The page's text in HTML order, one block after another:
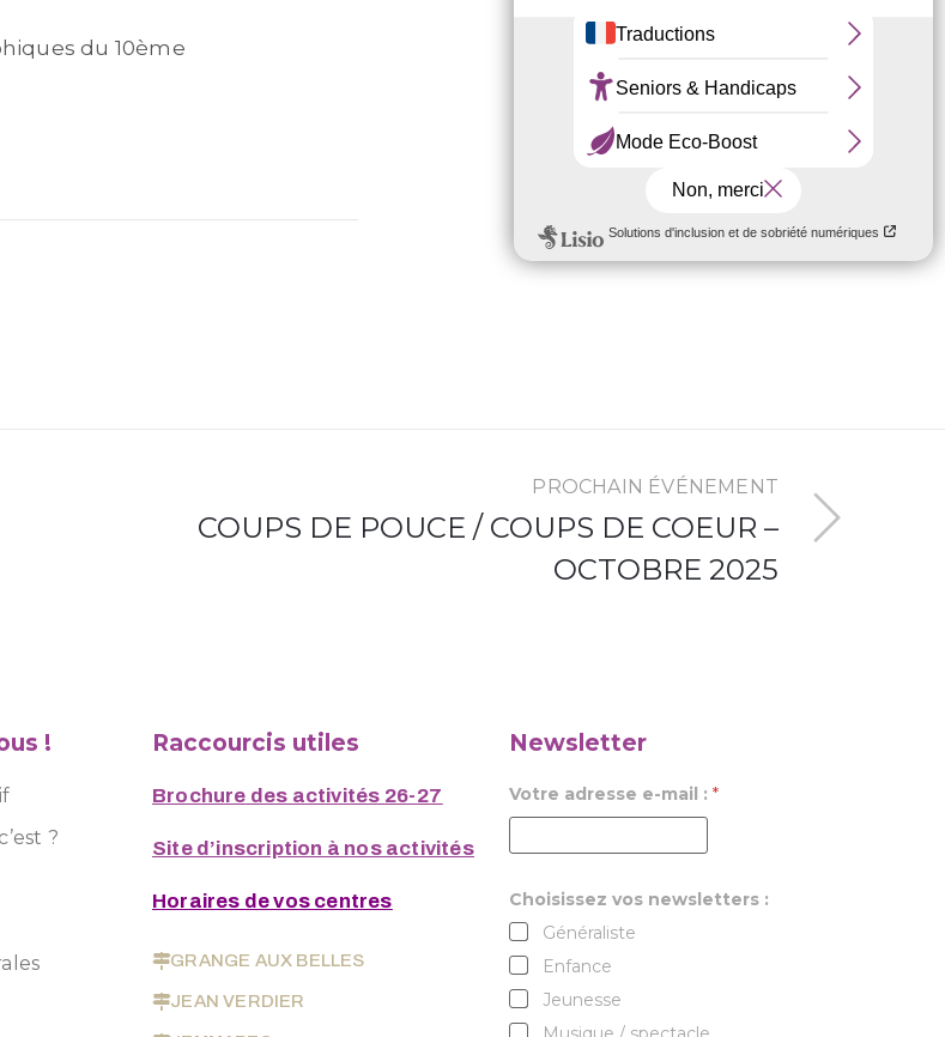
du 10ème
PROCHAIN ÉVÉNEMENT
COUPS DE POUCE / COUPS DE COEUR –
OCTOBRE 2025
!
?
Raccourcis utiles
Brochure des activités 26-27
Site d’inscription à nos activités
Horaires de vos centres
GRANGE AUX BELLES
JEAN VERDIER
Newsletter
Votre adresse e-mail : *
Choisissez vos newsletters :
Généraliste
Enfance
Jeunesse